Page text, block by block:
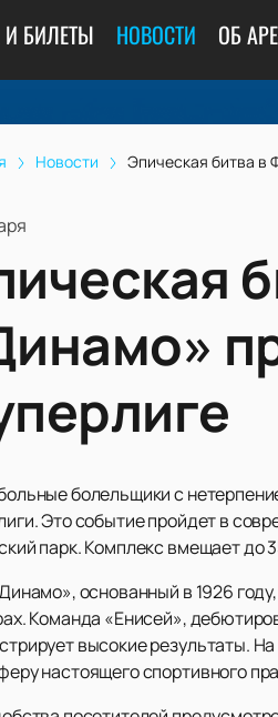
БИЛЕТЫ НОВОСТИ ОБ
Новости Эпическая битва в
болельщики с
Это событие пройдет в
парк. Комплекс вмещает до
основанный в 1926
Команда «Енисей»,
высокие результаты.
настоящего спортивного